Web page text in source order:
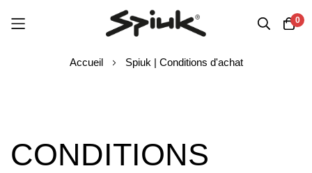
0
Accueil Spiuk | Conditions d'achat
CONDITIONS